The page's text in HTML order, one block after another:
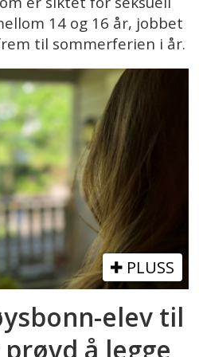
14 og 16 år, jobbet
til sommerferien i år.
PLUSS
elev til
prøvd å legge